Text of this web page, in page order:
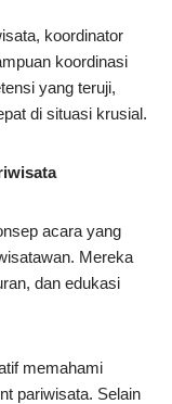
koordinator
koordinasi
yang teruji,
di situasi krusial.
acara yang
Mereka
dan edukasi
memahami
pariwisata. Selain